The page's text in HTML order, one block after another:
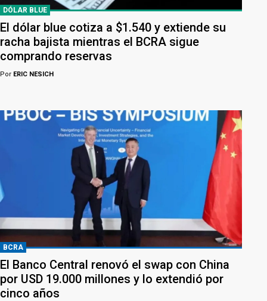
DÓLAR BLUE
El dólar blue cotiza a $1.540 y extiende su
racha bajista mientras el BCRA sigue
comprando reservas
Por ERIC NESICH
BCRA
El Banco Central renovó el swap con China
por USD 19.000 millones y lo extendió por
cinco años